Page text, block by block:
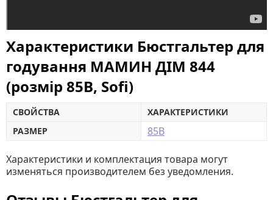
Характеристики Бюстгальтер для
годування МАМИН ДІМ 844
(розмір 85B, Sofi)
СВОЙСТВА
ХАРАКТЕРИСТИКИ
РАЗМЕР
85B
Характеристики и комплектация товара могут
изменяться производителем без уведомления.